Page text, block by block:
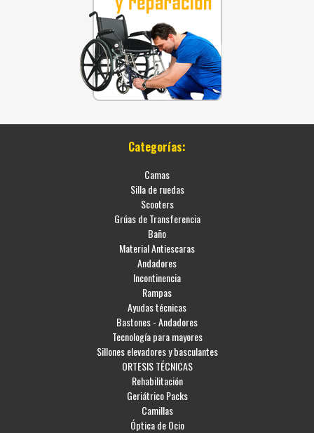
Categorías:
Camas
Silla de ruedas
Scooters
Grúas de Transferencia
Baño
Material Antiescaras
Andadores
Incontinencia
Rampas
Ayudas técnicas
Bastones - Andadores
Tecnología para mayores
Sillones elevadores y basculantes
ORTESIS TÉCNICAS
Rehabilitación
Geriátrico Packs
Camillas
Óptica de Ocio